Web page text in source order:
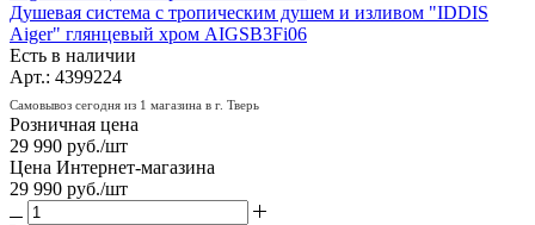
Душевая система с тропическим душем и изливом "IDDIS
Aiger" глянцевый хром AIGSB3Fi06
Есть в наличии
Арт.: 4399224
Самовывоз сегодня из 1 магазина в г. Тверь
Розничная цена
29 990 руб./шт
Цена Интернет-магазина
29 990 руб./шт